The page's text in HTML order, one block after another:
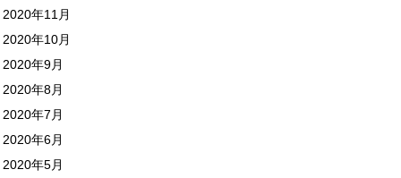
2020年11月
2020年10月
2020年9月
2020年8月
2020年7月
2020年6月
2020年5月